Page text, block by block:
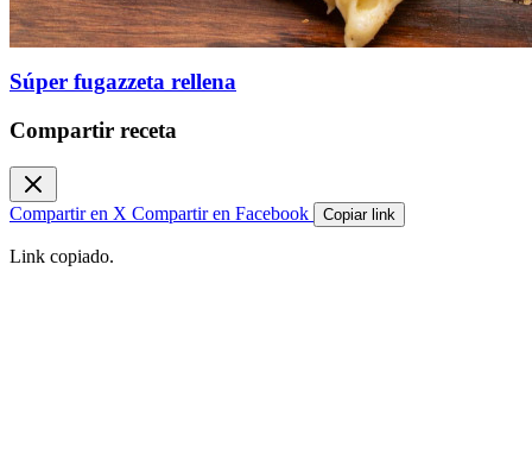
Súper fugazzeta rellena
Compartir receta
Compartir en X Compartir en Facebook Copiar link
Link copiado.